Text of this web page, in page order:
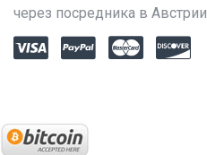
через посредника в Австрии